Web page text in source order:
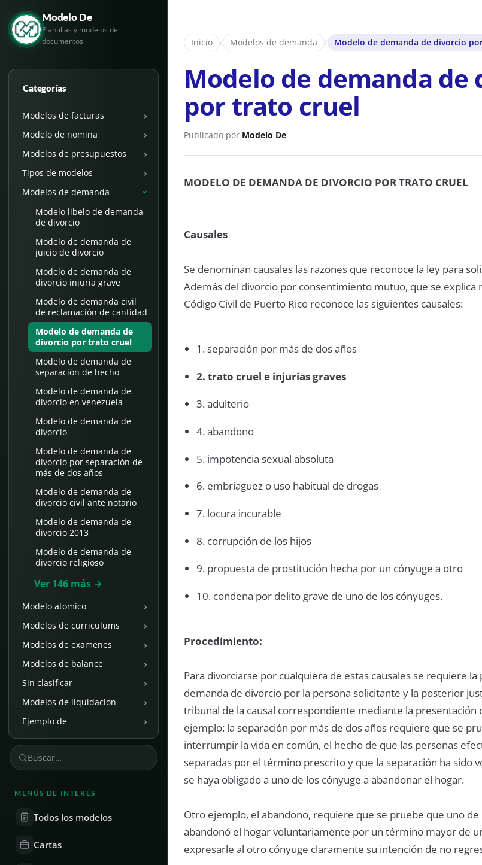
Modelo De
Plantillas y modelos de
documentos
Categorías
Modelos de facturas ›
Modelo de nomina ›
Modelos de presupuestos ›
Tipos de modelos ›
Modelos de demanda ›
Modelo libelo de demanda
de divorcio
Modelo de demanda de
juicio de divorcio
Modelo de demanda de
divorcio injuria grave
Modelo de demanda civil
de reclamación de cantidad
Modelo de demanda de
divorcio por trato cruel
Modelo de demanda de
separación de hecho
Modelo de demanda de
divorcio en venezuela
Modelo de demanda de
divorcio
Modelo de demanda de
divorcio por separación de
más de dos años
Modelo de demanda de
divorcio civil ante notario
Modelo de demanda de
divorcio 2013
Modelo de demanda de
divorcio religioso
Ver 146 más →
Modelo atomico ›
Modelos de curriculums ›
Modelos de examenes ›
Modelos de balance ›
Sin clasificar ›
Modelos de liquidacion ›
Ejemplo de ›
MENÚS DE INTERÉS
Todos los modelos
Cartas
Inicio / Modelos de demanda / Modelo de demanda de divorcio
Modelo de demanda de
por trato cruel
Publicado por Modelo De
MODELO DE DEMANDA DE DIVORCIO POR TRATO CRUEL
Causales
Se denominan causales las razones que reconoce la ley para
Además del divorcio por consentimiento mutuo, que se explica
Código Civil de Puerto Rico reconoce las siguientes causales:
1. separación por más de dos años
2. trato cruel e injurias graves
3. adulterio
4. abandono
5. impotencia sexual absoluta
6. embriaguez o uso habitual de drogas
7. locura incurable
8. corrupción de los hijos
9. propuesta de prostitución hecha por un cónyuge a otro
10. condena por delito grave de uno de los cónyuges.
Procedimiento:
Para divorciarse por cualquiera de estas causales se requiere
demanda de divorcio por la persona solicitante y la posterior
tribunal de la causal correspondiente mediante la presentación
ejemplo: la separación por más de dos años requiere que se
interrumpir la vida en común, el hecho de que las personas
separadas por el término prescrito y que la separación ha sido
se haya obligado a uno de los cónyuge a abandonar el hogar.
Otro ejemplo, el abandono, requiere que se pruebe que uno de
abandonó el hogar voluntariamente por un término mayor de
expresarle al otro cónyuge claramente su intención de no